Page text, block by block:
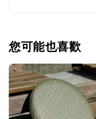
您可能也喜歡